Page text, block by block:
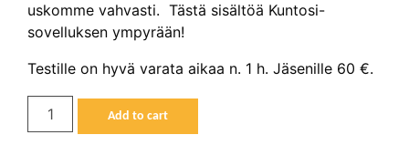
uskomme vahvasti. Tästä sisältöä Kuntosi-
sovelluksen ympyrään!
Testille on hyvä varata aikaa n. 1 h. Jäsenille 60 €.
Kuntosi-
kuntotesti
Add to cart